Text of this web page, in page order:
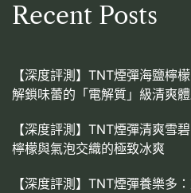
Recent Posts
【深度評測】TNT煙彈海鹽檸
解鎖味蕾的「電解質」級清爽
【深度評測】TNT煙彈清爽雪
檸檬與氣泡交織的極致冰爽
【深度評測】TNT煙彈養樂多